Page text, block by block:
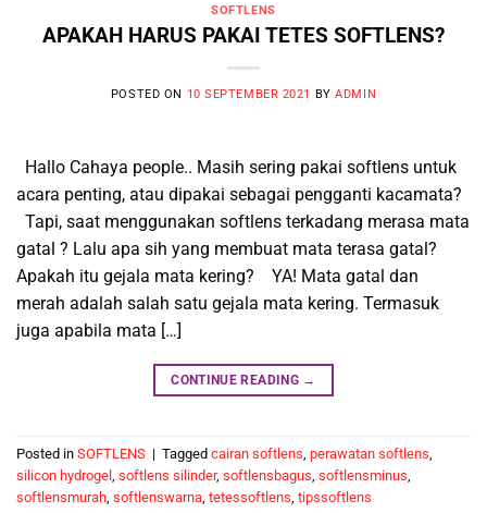
SOFTLENS
APAKAH HARUS PAKAI TETES SOFTLENS?
POSTED ON 10 SEPTEMBER 2021 BYADMIN
Hallo Cahaya people.. Masih sering pakai softlens untuk
acara penting, atau dipakai sebagai pengganti kacamata?
Tapi, saat menggunakan softlens terkadang merasa mata
gatal ? Lalu apa sih yang membuat mata terasa gatal?
Apakah itu gejala mata kering? YA! Mata gatal dan
merah adalah salah satu gejala mata kering. Termasuk
juga apabila mata […]
CONTINUE READING →
Posted in SOFTLENS | Tagged cairan softlens perawatan softlens
silicon hydrogel softlens silinder, softlensbagus softlensminus
softlensmurah softlenswarna tetessoftlens tipssoftlens